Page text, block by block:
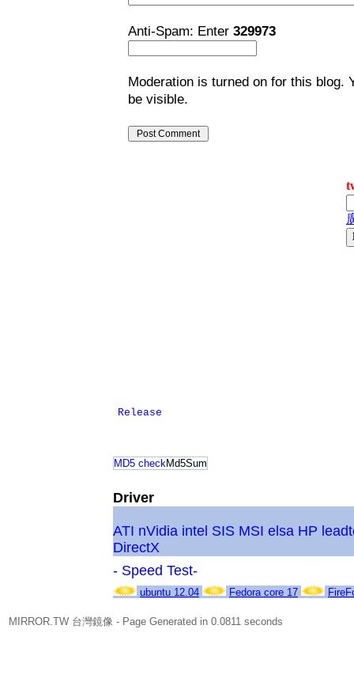
Anti-Spam: Enter 329973
Moderation is turned on for this blog.
be visible.
Release
MD5 checkMd5Sum
Driver
ATI nVidia intel SIS MSI elsa HP
DirectX
- Speed Test-
ubuntu 12.04 Fedora core 17
MIRROR.TW 台灣鏡像 - Page Generated in 0.0811 seconds